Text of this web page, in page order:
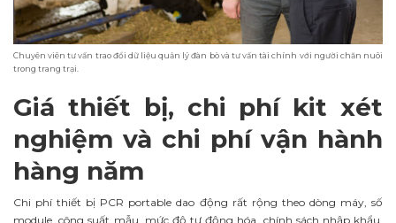
Chuyên viên tư vấn trao đổi dữ liệu quản lý đàn bò và tư vấn tài chính với người chăn nuôi
trong trang trại.
Giá thiết bị, chi phí kit xét
nghiệm và chi phí vận hành
hàng năm
Chi phí thiết bị PCR portable dao động rất rộng theo dòng máy, số
module, công suất mẫu, mức độ tự động hóa, chính sách nhập khẩu,